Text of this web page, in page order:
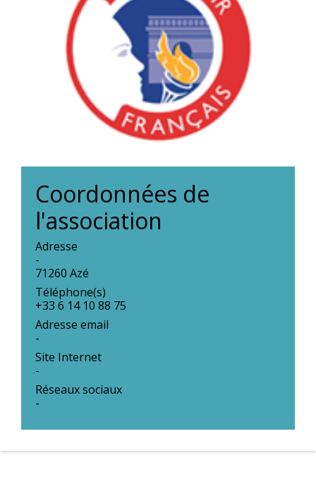
Coordonnées de
l'association
Adresse
-
71260 Azé
Téléphone(s)
+33 6 14 10 88 75
Adresse email
-
Site Internet
-
Réseaux sociaux
-